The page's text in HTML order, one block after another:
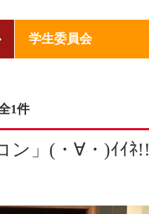
学生委員会
1件
ン」(・∀・)ｲｲﾈ!!